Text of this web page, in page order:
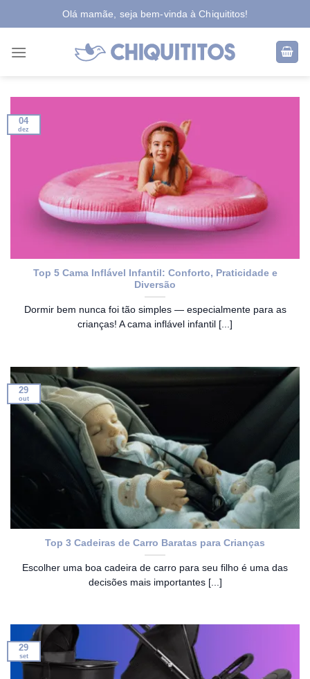
to
Olá mamãe, seja bem-vinda à Chiquititos!
Top 5 Cama Inflável Infantil: Conforto, Praticidade e
Diversão
Dormir bem nunca foi tão simples — especialmente para as
crianças! A cama inflável infantil [...]
04
dez
Top 3 Cadeiras de Carro Baratas para Crianças
Escolher uma boa cadeira de carro para seu filho é uma das
decisões mais importantes [...]
29
out
29
set